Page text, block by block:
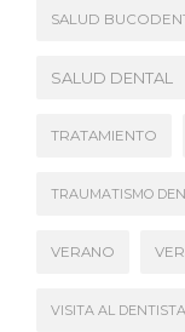
SALUD
SALUD DENTAL
TRATAMIENTO
TRAUMATISMO
VERANO
VISITA AL DENTISTA